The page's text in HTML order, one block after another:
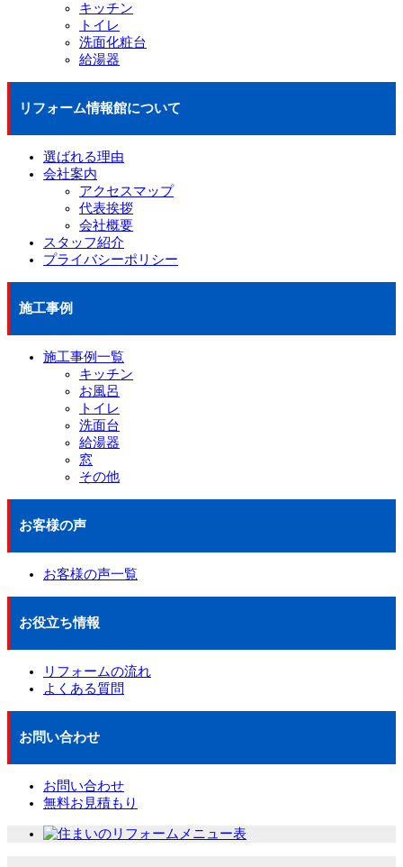
キッチン
トイレ
洗面化粧台
給湯器
リフォーム情報館について
選ばれる理由
会社案内
アクセスマップ
代表挨拶
会社概要
スタッフ紹介
プライバシーポリシー
施工事例
施工事例一覧
キッチン
お風呂
トイレ
洗面台
給湯器
窓
その他
お客様の声
お客様の声一覧
お役立ち情報
リフォームの流れ
よくある質問
お問い合わせ
お問い合わせ
無料お見積もり